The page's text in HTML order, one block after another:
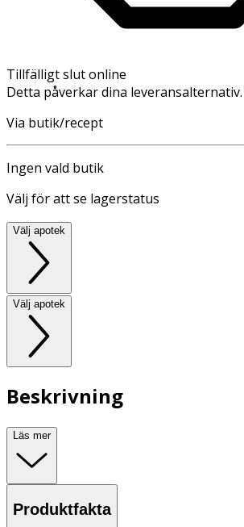
Tillfälligt slut online
Detta påverkar dina leveransalternativ.
Via butik/recept
Ingen vald butik
Välj för att se lagerstatus
Välj apotek
Välj apotek
Beskrivning
Läs mer
Produktfakta